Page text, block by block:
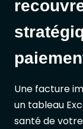
Une facture
un tableau
santé de